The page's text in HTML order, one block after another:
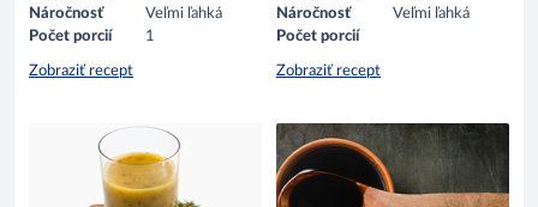
Náročnosť
Veľmi ľahká
Počet porcií
1
Zobraziť recept
Náročnosť
Veľmi ľahká
Počet porcií
Zobraziť recept